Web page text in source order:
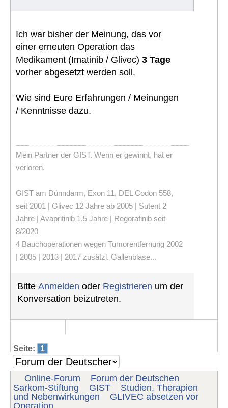
Ich war bisher der Meinung, das vor
einer erneuten Operation das
Medikament (Imatinib / Glivec) 3 Tage
vorher abgesetzt werden soll.
Wie sind Eure Erfahrungen / Meinungen
/ Kenntnisse dazu.
Mein Partner der GIST. Wenn er gewinnt, hat er
verloren.
GIST am Dünndarm, Exon 11, DEL Codon 558,
seit 2001 | Glivec 12 Jahre ab 2005 | Sutent 2
Jahre | Avapritinib 1,5 Jahre | Regorafinib seit
8/2020
4 Bauchoperationen wegen Tumorentfernung 2002
| 2005 | 2013 | 2017 zusätzl. Gallenblase...
Bitte Anmelden oder Registrieren um der
Konversation beizutreten.
Seite: 1
Online-Forum
Forum der Deutschen
Sarkom-Stiftung
GIST
Studien, Therapien
und Nebenwirkungen
GLIVEC absetzen vor
Operation